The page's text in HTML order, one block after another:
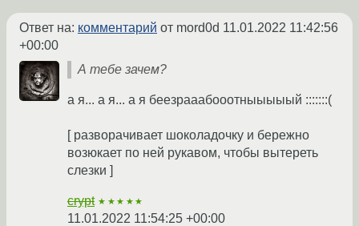
Ответ на: комментарий от mord0d 11.01.2022 11:42:56
+00:00
А тебе зачем?
а я... а я... а я беезрааабооотныыыыый :::::::(
[ разворачивает шоколадочку и бережно
возюкает по ней рукавом, чтобы вытереть
слезки ]
crypt ★★★★★
11.01.2022 11:54:25 +00:00